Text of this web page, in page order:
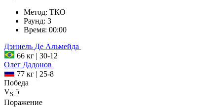
Метод: ТКО
Раунд: 3
Время: 00:00
Дэниель Де Альмейда
66 кг | 30-12
Олег Дадонов
77 кг | 25-8
Победа
VS 5
Поражение